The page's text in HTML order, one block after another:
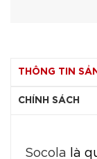
THÔNG TIN
CHÍNH SÁCH
Socola là